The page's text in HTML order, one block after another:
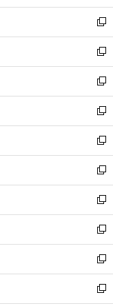
開
く
ウ
で
開
く
ン
ド
ウ
で
開
く
ウ
ィ
ン
ド
ウ
で
開
く
新
し
い
ウ
ィ
ン
ド
ウ
で
開
く
新
し
い
ウ
ィ
ン
ド
ウ
で
開
く
新
し
い
ウ
ィ
ン
ド
ウ
で
開
く
新
し
い
ウ
ィ
ン
ド
ウ
で
開
く
新
し
い
ウ
ィ
ン
ド
ウ
で
開
く
新
し
い
ウ
ィ
ン
ド
ウ
で
開
新
し
い
ウ
ィ
ン
ド
新
し
い
ウ
ィ
新
し
い
新